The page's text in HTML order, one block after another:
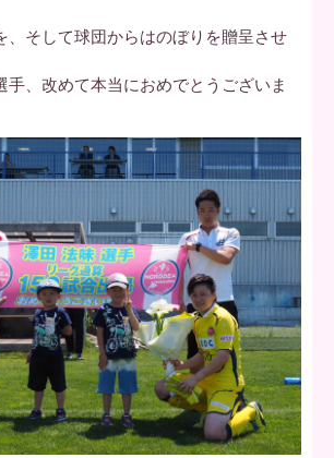
、そして球団からはのぼりを贈呈させ
手、改めて本当におめでとうございま